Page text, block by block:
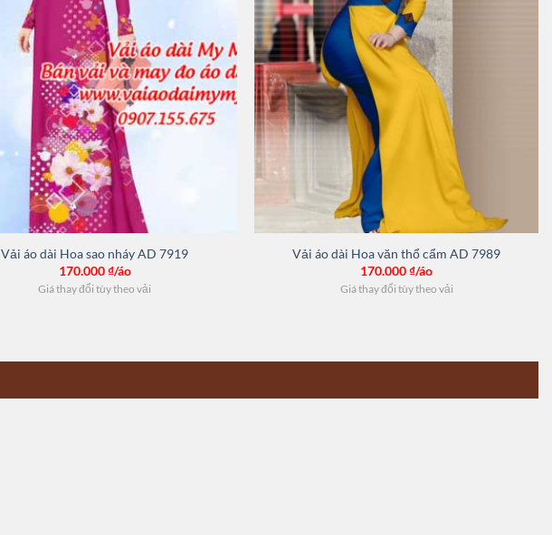
Vải áo dài Hoa sao nháy AD 7919
170.000₫/áo
Giá thay đổi tùy theo vải
Vải áo dài Hoa văn thổ cẩm AD 7989
170.000₫/áo
Giá thay đổi tùy theo vải